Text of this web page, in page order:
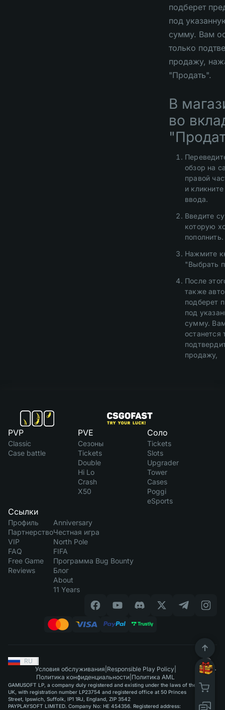
подберет
под
сумму. Вам
только
продажу,
"Продать".
В
во
обзор на
правой
и
ввода.
Введите
которую
пополнить.
Нажмите
"Выбрать
После
также
подберет
под
сумму.
останется
продажу,
PVP
Classic
Case battle
PVE
Сезоны
Tickets
Double
Hi Lo
Crash
X50
Соло
Tickets
Slots
Upgrader
Tower
Cases
Poggi
eSports
Ссылки
Профиль
Партнерство
VIP
FAQ
Free Game
Reviews
Anniversary
Честная игра
North Pole
FIFA
Программа Bug Bounty
Блог
About
11 Years
RU
Условия обслуживания Responsible Play Policy|
Политика конфиденциальности Политика AML
GAMUSOFT LP, a company duly registered and existing under the laws of the
UK, with registration number LP23754 and registered office at 50 Princes
Street, Ipswich, Suffolk, IP1 1RJ, England, ZIP 3542
PAYPLAYSOFT LIMITED. Company No: HE 454356. Registered address: